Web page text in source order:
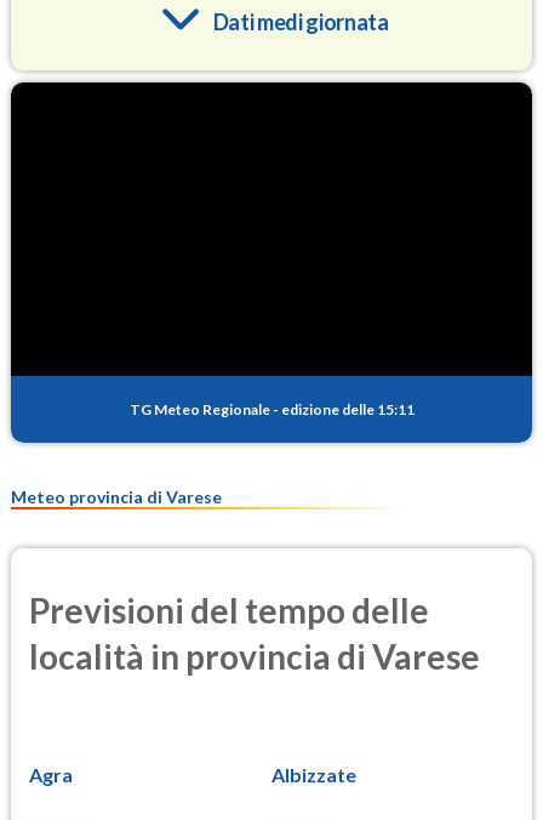
Dati medi giornata
PM25
TG Meteo Regionale - edizione delle 15:11
Meteo provincia di Varese
Previsioni del tempo delle
località in provincia di Varese
Agra Albizzate